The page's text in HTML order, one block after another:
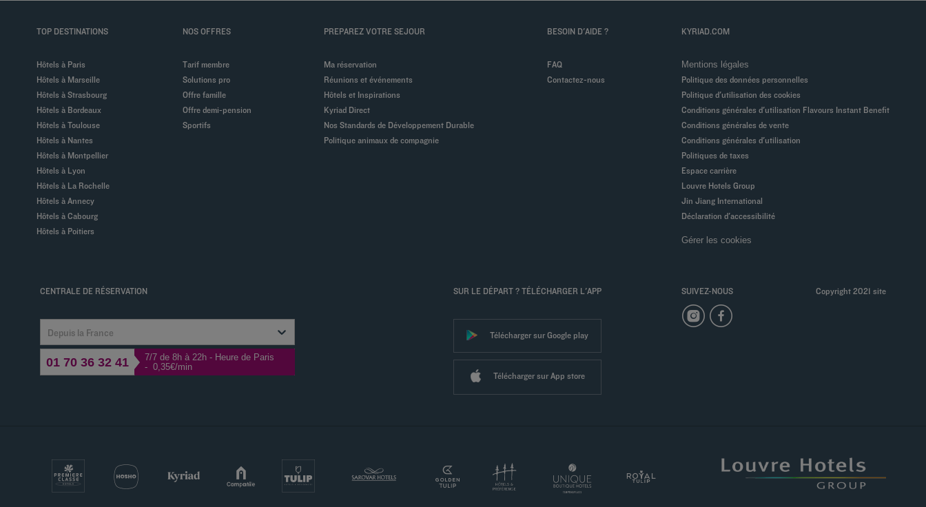
TOP DESTINATIONS
Hôtels à Paris
Hôtels à Marseille
Hôtels à Strasbourg
Hôtels à Bordeaux
Hôtels à Toulouse
Hôtels à Nantes
Hôtels à Montpellier
Hôtels à Lyon
Hôtels à La Rochelle
Hôtels à Annecy
Hôtels à Cabourg
Hôtels à Poitiers
NOS OFFRES
Tarif membre
Solutions pro
Offre famille
Offre demi-pension
Sportifs
PREPAREZ VOTRE SEJOUR
Ma réservation
Réunions et événements
Hôtels et Inspirations
Kyriad Direct
Nos Standards de Développement Durable
Politique animaux de compagnie
BESOIN D'AIDE ?
FAQ
Contactez-nous
KYRIAD.COM
Mentions légales
Politique des données personnelles
Politique d'utilisation des cookies
Conditions générales d'utilisation Flavours Instant Benefit
Conditions générales de vente
Conditions générales d'utilisation
Politiques de taxes
Espace carrière
Louvre Hotels Group
Jin Jiang International
Déclaration d'accessibilité
Gérer les cookies
CENTRALE DE RÉSERVATION
Depuis la France
01 70 36 32 41
7/7 de 8h à 22h - Heure de Paris
- 0,35€/min
SUR LE DÉPART ? TÉLÉCHARGER L'APP
Télécharger sur Google play
Télécharger sur App store
SUIVEZ-NOUS Copyright 2021 site